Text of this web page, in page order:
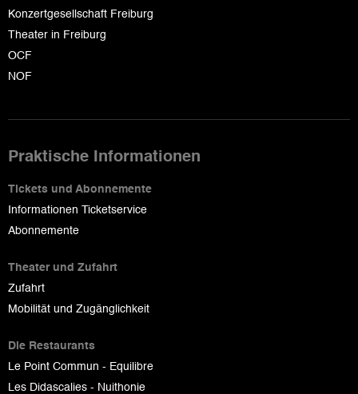
Konzertgesellschaft Freiburg
Theater in Freiburg
OCF
NOF
Praktische Informationen
Tickets und Abonnemente
Informationen Ticketservice
Abonnemente
Theater und Zufahrt
Zufahrt
Mobilität und Zugänglichkeit
Die Restaurants
Le Point Commun - Equilibre
Les Didascalies - Nuithonie